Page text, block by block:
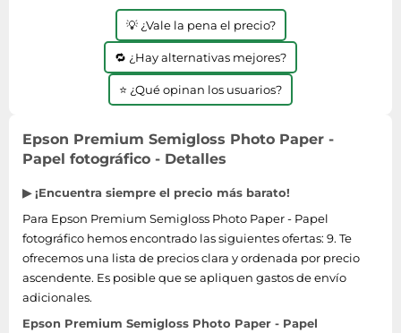
💡 ¿Vale la pena el precio?
🔁 ¿Hay alternativas mejores?
⭐ ¿Qué opinan los usuarios?
Epson Premium Semigloss Photo Paper -
Papel fotográfico - Detalles
▶ ¡Encuentra siempre el precio más barato!
Para Epson Premium Semigloss Photo Paper - Papel
fotográfico hemos encontrado las siguientes ofertas: 9. Te
ofrecemos una lista de precios clara y ordenada por precio
ascendente. Es posible que se apliquen gastos de envío
adicionales.
Epson Premium Semigloss Photo Paper - Papel